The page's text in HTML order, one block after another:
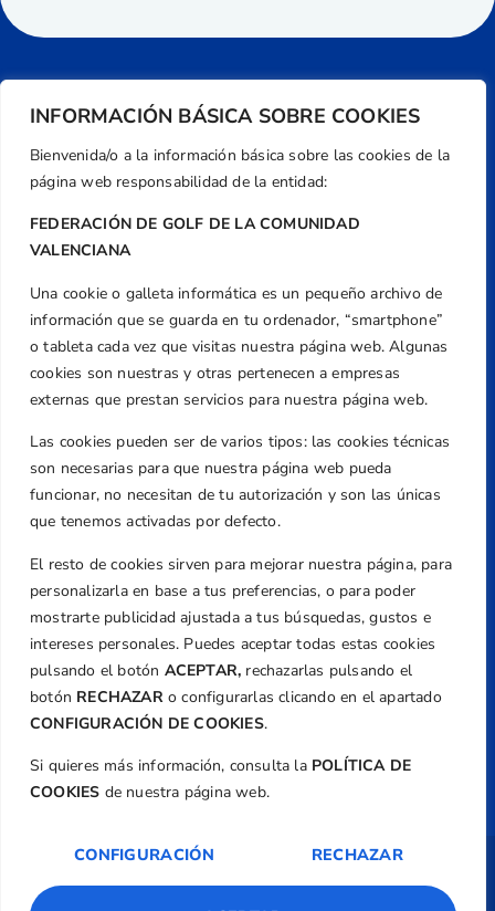
INFORMACIÓN BÁSICA SOBRE COOKIES
Bienvenida/o a la información básica sobre las cookies de la
página web responsabilidad de la entidad:
FEDERACIÓN DE GOLF DE LA COMUNIDAD
VALENCIANA
Una cookie o galleta informática es un pequeño archivo de
información que se guarda en tu ordenador, “smartphone”
o tableta cada vez que visitas nuestra página web. Algunas
cookies son nuestras y otras pertenecen a empresas
externas que prestan servicios para nuestra página web.
Las cookies pueden ser de varios tipos: las cookies técnicas
son necesarias para que nuestra página web pueda
funcionar, no necesitan de tu autorización y son las únicas
que tenemos activadas por defecto.
El resto de cookies sirven para mejorar nuestra página, para
personalizarla en base a tus preferencias, o para poder
mostrarte publicidad ajustada a tus búsquedas, gustos e
intereses personales. Puedes aceptar todas estas cookies
pulsando el botón ACEPTAR, rechazarlas pulsando el
botón RECHAZARo configurarlas clicando en el apartado
CONFIGURACIÓN DE COOKIES.
Si quieres más información, consulta la POLÍTICA DE
COOKIES de nuestra página web.
CONFIGURACIÓN RECHAZAR
Dirección
Centre de L´Esport, Carrer d'Isaac Peral i
Caballero, Nº 5, Despachos 2 y 3, 46980,
Valencia
+34 961 367 799
Email
federacion@golfcv.com
Aviso Legal
Política de Privacidad
Transparencia
Normativa
Federación
TecnoQuatre